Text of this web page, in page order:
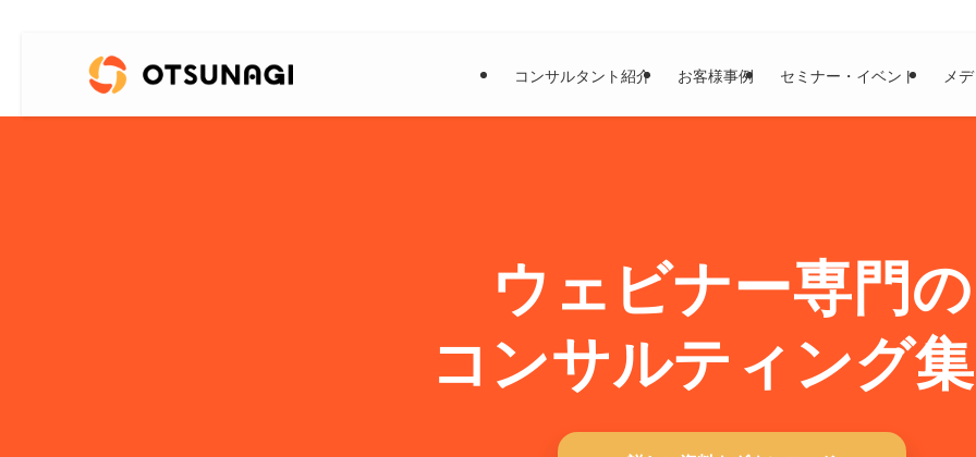
コンサルタント紹介 お客様事例 セミナー・イベント メ
ウェビナー専門の
コンサルティング